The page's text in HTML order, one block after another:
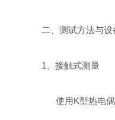
二、测试方法与设
1、‌接触式测量‌
使用K型热电